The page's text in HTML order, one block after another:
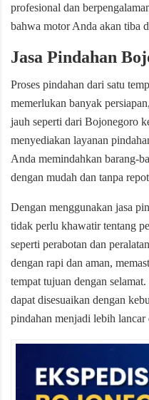
profesional dan
bahwa motor Anda akan tiba
Jasa Pindahan
Proses pindahan dari satu
memerlukan banyak
jauh seperti dari Bojonegoro
menyediakan layanan
Anda memindahkan barang-
dengan mudah dan tanpa
Dengan menggunakan jasa
tidak perlu khawatir tentang
seperti perabotan dan
dengan rapi dan aman,
tempat tujuan dengan
dapat disesuaikan dengan
pindahan menjadi lebih lancar